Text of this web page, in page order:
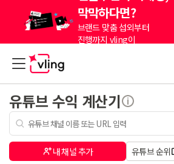
막막하다면?
브랜드 맞춤 섭외부터
진행까지 vling이
유튜브 수익 계산기
내 채널 추가 유튜브 순위